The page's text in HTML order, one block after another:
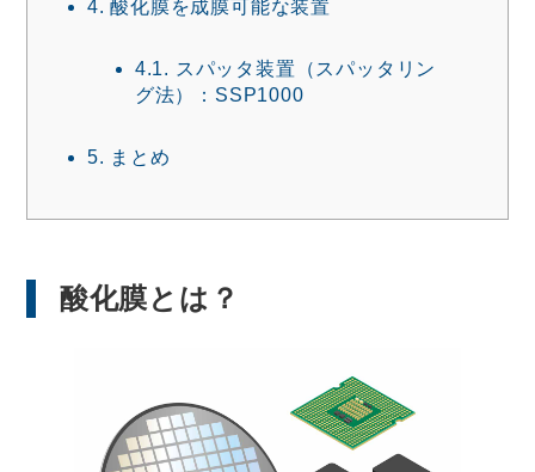
4. 酸化膜を成膜可能な装置
4.1. スパッタ装置（スパッタリン
グ法）：SSP1000
5. まとめ
酸化膜とは？